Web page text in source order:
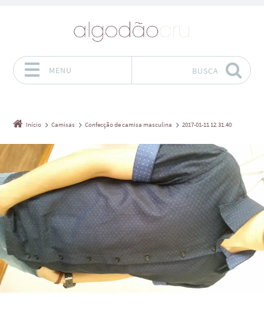
MENU BUSCA
Início Camisas Confecção de camisa masculina 2017-01-11 12.31.40